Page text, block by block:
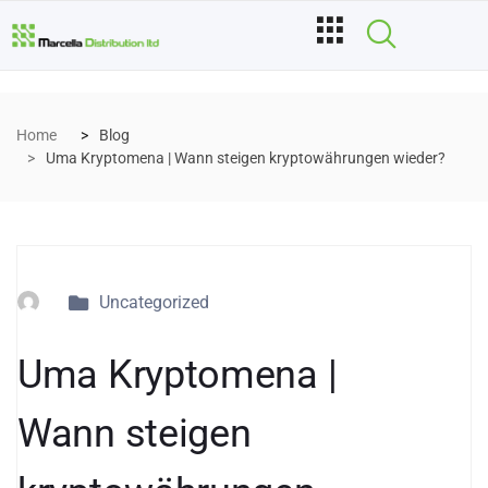
Home
Blog
Uma Kryptomena | Wann steigen kryptowährungen wieder?
Uncategorized
Uma Kryptomena |
Wann steigen